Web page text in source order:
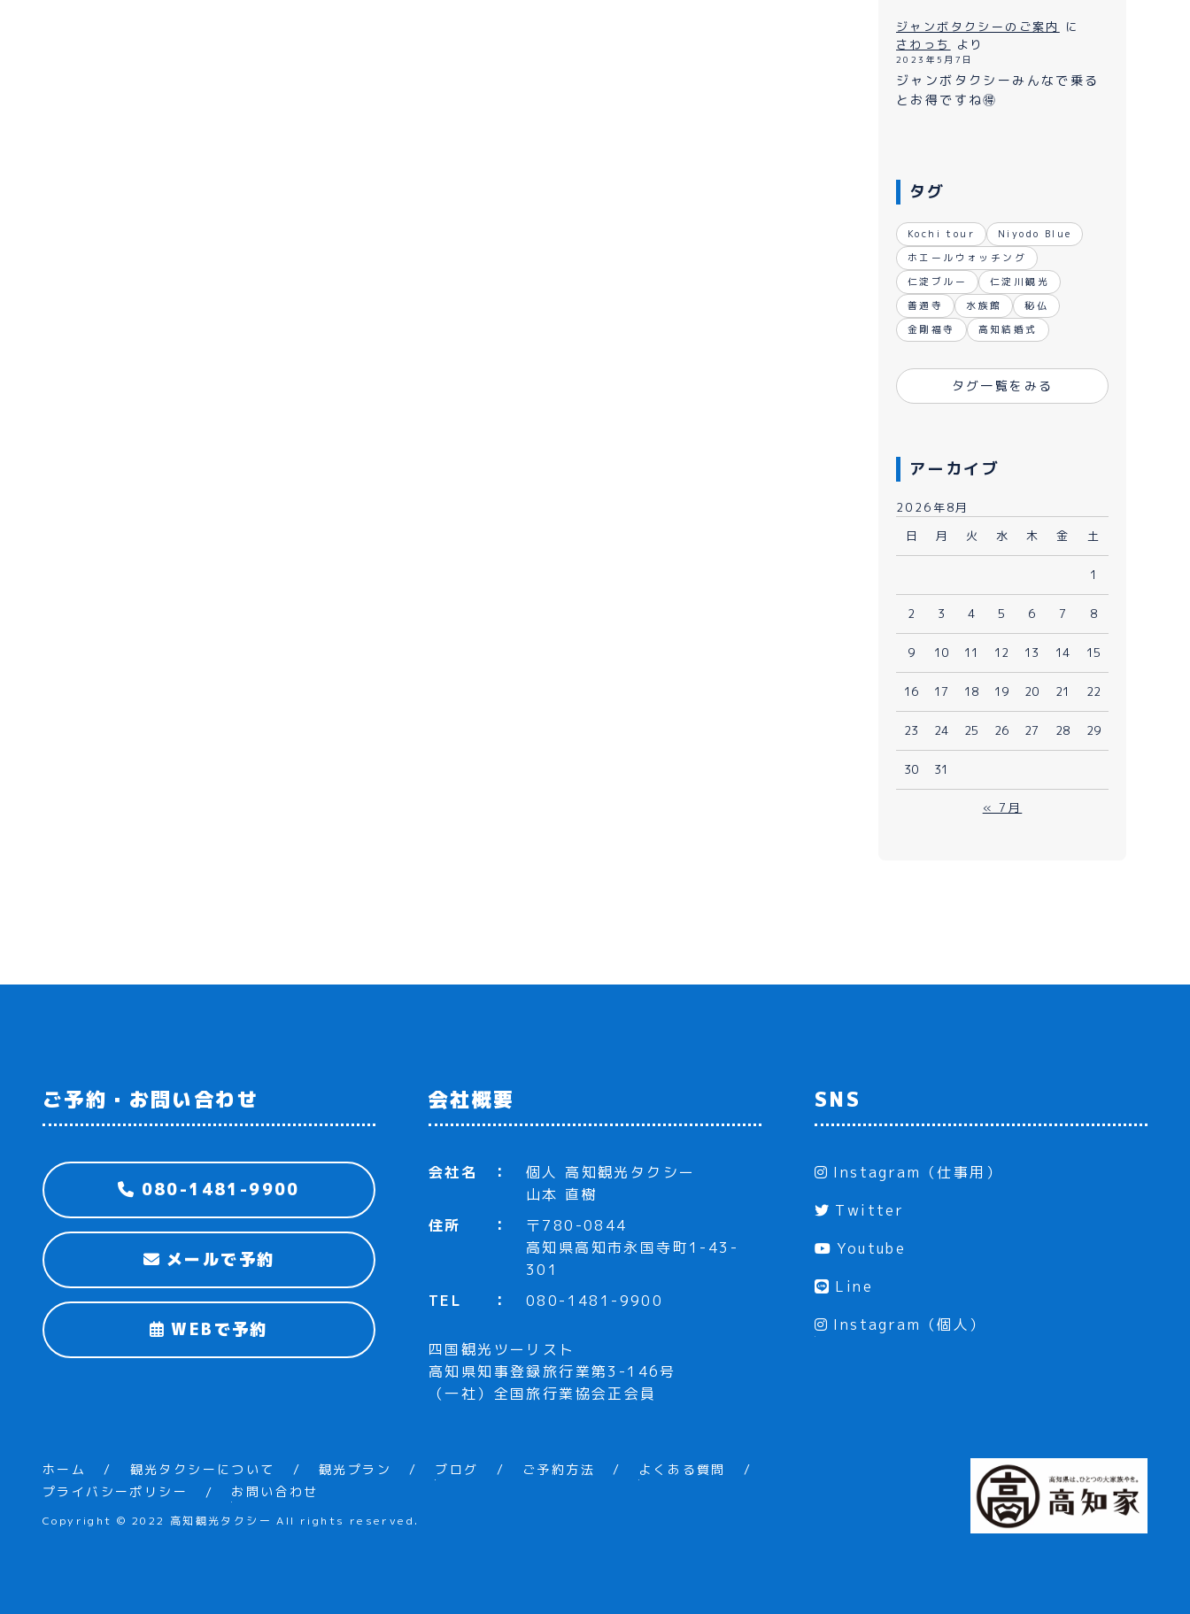
お問い合わせ
080-1481-9900
メールで予約 WEBで予約
ジャンボタクシーのご案内
に
さわっち
より
2023年5月7日
ジャンボタクシーみんなで乗る
とお得ですね🉐
タグ
Kochi tour
Niyodo Blue
ホエールウォッチング
仁淀ブルー
仁淀川観光
善通寺
水族館
秘仏
金剛福寺
高知結婚式
タグ一覧をみる
アーカイブ
2026年8月
日
月 火 水 木 金 土
1
2 3 4 5 6 7 8
9 10 11 12 13 14 15
16 17 18 19 20 21 22
23 24 25 26 27 28 29
30 31
« 7月
ご予約・お問い合わせ
080-1481-9900
メールで予約
WEBで予約
会社概要
会社名
個人 高知観光タクシー
山本 直樹
住所
〒780-0844
高知県高知市永国寺町1-43-
301
TEL
080-1481-9900
四国観光ツーリスト
高知県知事登録旅行業第3-146号
（一社）全国旅行業協会正会員
SNS
Instagram（仕事用）
Twitter
Youtube
Line
Instagram（個人）
ホーム 観光タクシーについて 観光プラン ブログ ご予約方法
よくある質問
プライバシーポリシー
お問い合わせ
Copyright © 2022 高知観光タクシー All rights reserved.